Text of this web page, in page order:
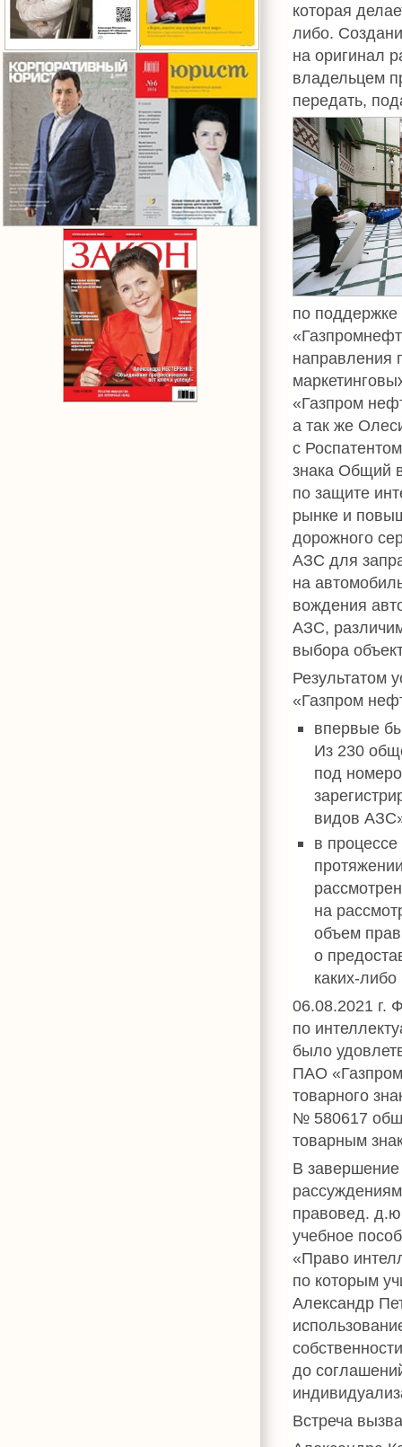
которая
либо.
на оригинал
владельцем
передать,
по
направления
«Газпром
а так же
с
знака Общий
по защите
рынке и
дорожного
АЗС для
на
вождения
АЗС,
выбора
Результатом
«Газпром
впервые
Из 230
под
видов
в
на
объем
о
каких-либо
06.08.2021 г.
по
было
ПАО
товарного
№ 580617
товарным
В завершение
правовед.
учебное
«Право
по которым
Александр
до
Встреча